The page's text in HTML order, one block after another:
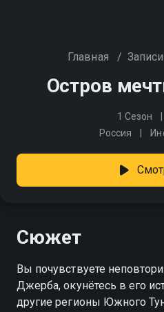
Главная /
Остров
1 Сезон
Россия
Сюжет
Вы почувствуете
Джерба, окунётесь в его
другие регионы Южного